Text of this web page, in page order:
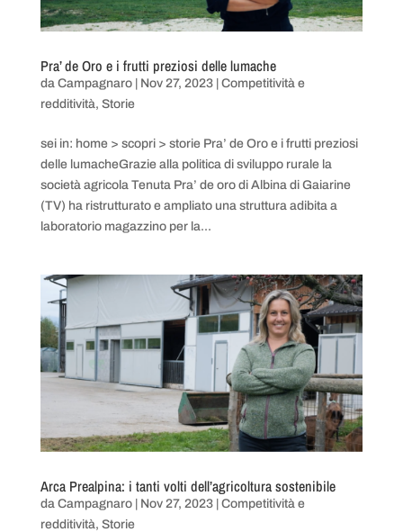
Pra’ de Oro e i frutti preziosi delle lumache
da Campagnaro| Nov 27, 2023| Competitività e
redditività, Storie
sei in: home > scopri > storie Pra’ de Oro e i frutti preziosi
delle lumacheGrazie alla politica di sviluppo rurale la
società agricola Tenuta Pra’ de oro di Albina di Gaiarine
(TV) ha ristrutturato e ampliato una struttura adibita a
laboratorio magazzino per la...
Arca Prealpina: i tanti volti dell’agricoltura sostenibile
da Campagnaro| Nov 27, 2023| Competitività e
redditività, Storie